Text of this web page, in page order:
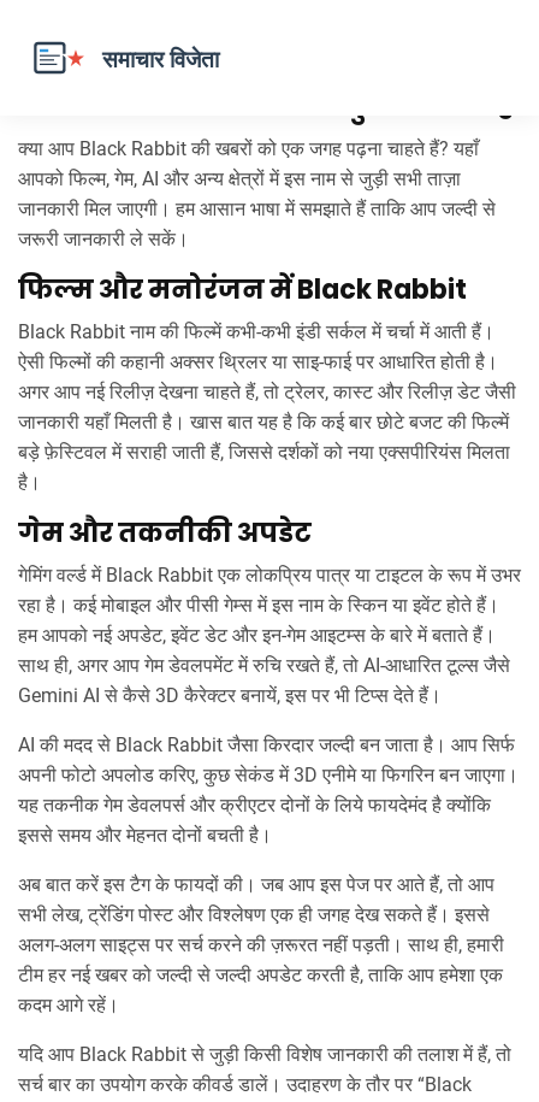
Black Rabbit के बारे में सब कुछ एक जगह
क्या आप Black Rabbit की खबरों को एक जगह पढ़ना चाहते हैं? यहाँ
आपको फिल्म, गेम, AI और अन्य क्षेत्रों में इस नाम से जुड़ी सभी ताज़ा
जानकारी मिल जाएगी। हम आसान भाषा में समझाते हैं ताकि आप जल्दी से
जरूरी जानकारी ले सकें।
फिल्म और मनोरंजन में Black Rabbit
Black Rabbit नाम की फिल्में कभी‑कभी इंडी सर्कल में चर्चा में आती हैं।
ऐसी फिल्मों की कहानी अक्सर थ्रिलर या साइ‑फाई पर आधारित होती है।
अगर आप नई रिलीज़ देखना चाहते हैं, तो ट्रेलर, कास्ट और रिलीज़ डेट जैसी
जानकारी यहाँ मिलती है। खास बात यह है कि कई बार छोटे बजट की फिल्में
बड़े फ़ेस्टिवल में सराही जाती हैं, जिससे दर्शकों को नया एक्सपीरियंस मिलता
है।
गेम और तकनीकी अपडेट
गेमिंग वर्ल्ड में Black Rabbit एक लोकप्रिय पात्र या टाइटल के रूप में उभर
रहा है। कई मोबाइल और पीसी गेम्स में इस नाम के स्किन या इवेंट होते हैं।
हम आपको नई अपडेट, इवेंट डेट और इन‑गेम आइटम्स के बारे में बताते हैं।
साथ ही, अगर आप गेम डेवलपमेंट में रुचि रखते हैं, तो AI‑आधारित टूल्स जैसे
Gemini AI से कैसे 3D कैरेक्टर बनायें, इस पर भी टिप्स देते हैं।
AI की मदद से Black Rabbit जैसा किरदार जल्दी बन जाता है। आप सिर्फ
अपनी फोटो अपलोड करिए, कुछ सेकंड में 3D एनीमे या फिगरिन बन जाएगा।
यह तकनीक गेम डेवलपर्स और क्रीएटर दोनों के लिये फायदेमंद है क्योंकि
इससे समय और मेहनत दोनों बचती है।
अब बात करें इस टैग के फायदों की। जब आप इस पेज पर आते हैं, तो आप
सभी लेख, ट्रेंडिंग पोस्ट और विश्लेषण एक ही जगह देख सकते हैं। इससे
अलग‑अलग साइट्स पर सर्च करने की ज़रूरत नहीं पड़ती। साथ ही, हमारी
टीम हर नई खबर को जल्दी से जल्दी अपडेट करती है, ताकि आप हमेशा एक
कदम आगे रहें।
यदि आप Black Rabbit से जुड़ी किसी विशेष जानकारी की तलाश में हैं, तो
सर्च बार का उपयोग करके कीवर्ड डालें। उदाहरण के तौर पर “Black